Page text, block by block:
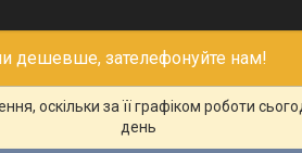
дешевше, зателефонуйте нам!
оскільки за її графіком роботи
день